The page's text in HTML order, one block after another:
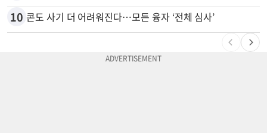
10 콘도 사기 더 어려워진다…모든 융자 ‘전체 심사’